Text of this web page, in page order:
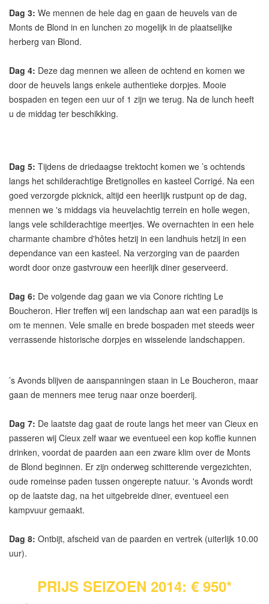
Dag 3: We mennen de hele dag en gaan de heuvels van de
Monts de Blond in en lunchen zo mogelijk in de plaatselijke
herberg van Blond.
Dag 4: Deze dag mennen we alleen de ochtend en komen we
door de heuvels langs enkele authentieke dorpjes. Mooie
bospaden en tegen een uur of 1 zijn we terug. Na de lunch heeft
u de middag ter beschikking.
Dag 5: Tijdens de driedaagse trektocht komen we ’s ochtends
langs het schilderachtige Bretignolles en kasteel Corrigé. Na een
goed verzorgde picknick, altijd een heerlijk rustpunt op de dag,
mennen we 's middags via heuvelachtig terrein en holle wegen,
langs vele schilderachtige meertjes. We overnachten in een hele
charmante chambre d'hôtes hetzij in een landhuis hetzij in een
dependance van een kasteel. Na verzorging van de paarden
wordt door onze gastvrouw een heerlijk diner geserveerd.
Dag 6: De volgende dag gaan we via Conore richting Le
Boucheron. Hier treffen wij een landschap aan wat een paradijs is
om te mennen. Vele smalle en brede bospaden met steeds weer
verrassende historische dorpjes en wisselende landschappen.
’s Avonds blijven de aanspanningen staan in Le Boucheron, maar
gaan de menners mee terug naar onze boerderij.
Dag 7: De laatste dag gaat de route langs het meer van Cieux en
passeren wij Cieux zelf waar we eventueel een kop koffie kunnen
drinken, voordat de paarden aan een zware klim over de Monts
de Blond beginnen. Er zijn onderweg schitterende vergezichten,
oude romeinse paden tussen ongerepte natuur. 's Avonds wordt
op de laatste dag, na het uitgebreide diner, eventueel een
kampvuur gemaakt.
Dag 8: Ontbijt, afscheid van de paarden en vertrek (uiterlijk 10.00
uur).
PRIJS SEIZOEN 2014: € 950*